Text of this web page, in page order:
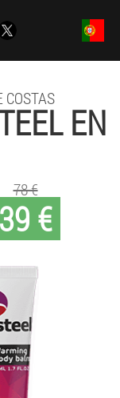
COSTAS
EN
39 €
78 €